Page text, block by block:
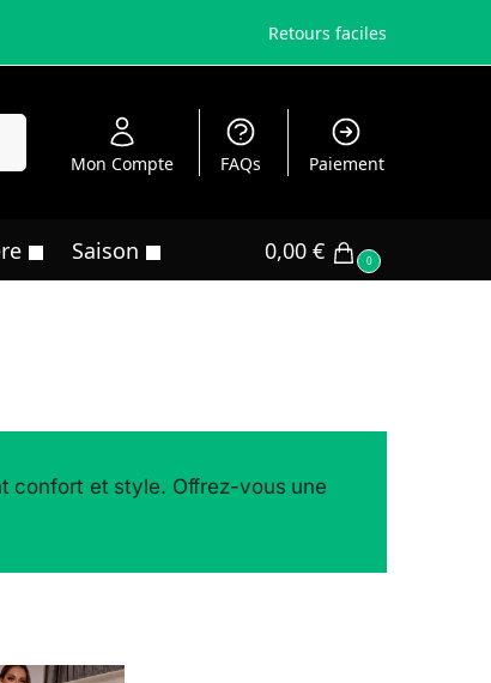
Retours faciles
Mon Compte FAQs Paiement
Saison 0,00 € 0
confort et style. Offrez-vous une